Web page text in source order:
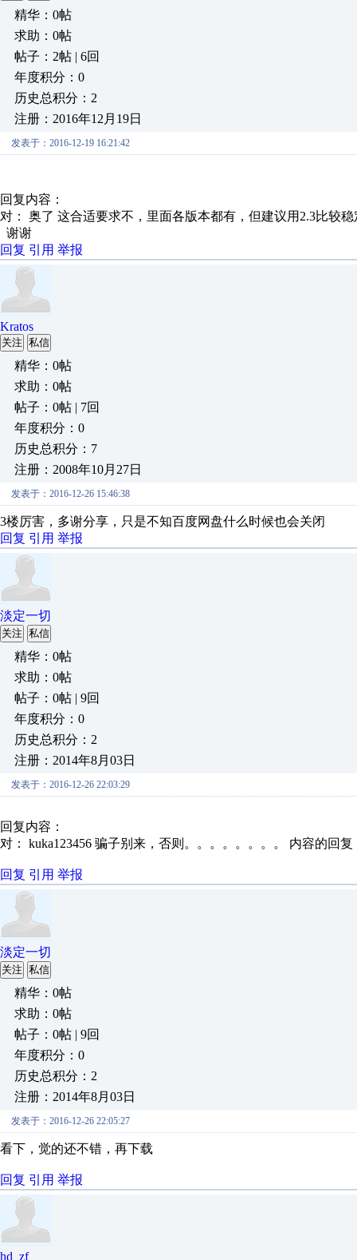
精华：0帖
求助：0帖
帖子：2帖 | 6回
年度积分：0
历史总积分：2
注册：2016年12月19日
发表于：2016-12-19 16:21:42
回复内容：
对： 奥了 这合适要求不，里面各版本都有，但建议用2.3比较
谢谢
回复 引用 举报
Kratos
关注 私信
精华：0帖
求助：0帖
帖子：0帖 | 7回
年度积分：0
历史总积分：7
注册：2008年10月27日
发表于：2016-12-26 15:46:38
3楼厉害，多谢分享，只是不知百度网盘什么时候也会关闭
回复 引用 举报
淡定一切
关注 私信
精华：0帖
求助：0帖
帖子：0帖 | 9回
年度积分：0
历史总积分：2
注册：2014年8月03日
发表于：2016-12-26 22:03:29
回复内容：
对： kuka123456 骗子别来，否则。。。。。。。。 内容的回复
回复 引用 举报
淡定一切
关注 私信
精华：0帖
求助：0帖
帖子：0帖 | 9回
年度积分：0
历史总积分：2
注册：2014年8月03日
发表于：2016-12-26 22:05:27
看下，觉的还不错，再下载
回复 引用 举报
hd_zf